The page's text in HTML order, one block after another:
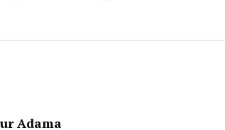
Adama